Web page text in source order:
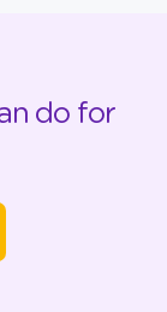
do for